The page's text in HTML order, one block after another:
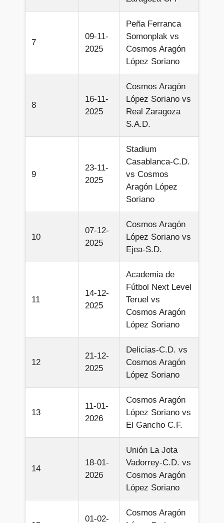
7
09-11-
2025
Peña Ferranca
Somonplak vs
Cosmos Aragón
López Soriano
8
16-11-
2025
Cosmos Aragón
López Soriano vs
Real Zaragoza
S.A.D.
9
23-11-
2025
Stadium
Casablanca-C.D.
vs Cosmos
Aragón López
Soriano
10
07-12-
2025
Cosmos Aragón
López Soriano vs
Ejea-S.D.
11
14-12-
2025
Academia de
Fútbol Next Level
Teruel vs
Cosmos Aragón
López Soriano
12
21-12-
2025
Delicias-C.D. vs
Cosmos Aragón
López Soriano
13
11-01-
2026
Cosmos Aragón
López Soriano vs
El Gancho C.F.
14
18-01-
2026
Unión La Jota
Vadorrey-C.D. vs
Cosmos Aragón
López Soriano
01-02-
Cosmos Aragón